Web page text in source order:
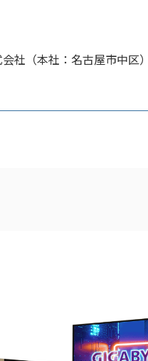
社（本社：名古屋市中区